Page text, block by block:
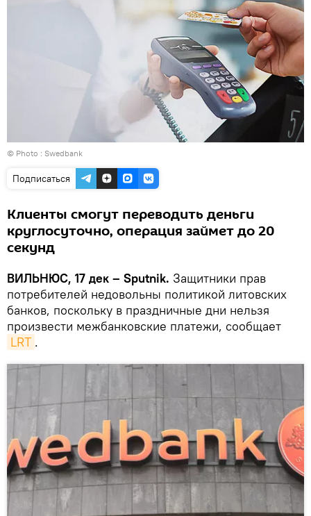
© Photo : Swedbank
Подписаться
Клиенты смогут переводить деньги
круглосуточно, операция займет до 20
секунд
ВИЛЬНЮС, 17 дек – Sputnik. Защитники прав
потребителей недовольны политикой литовских
банков, поскольку в праздничные дни нельзя
произвести межбанковские платежи, сообщает
LRT .